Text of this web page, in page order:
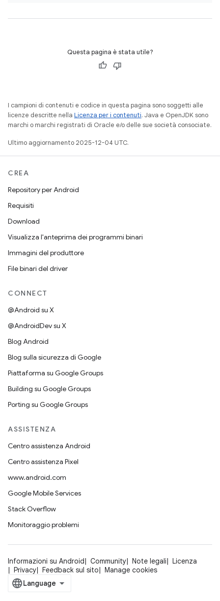
Questa pagina è stata utile?
I campioni di contenuti e codice in questa pagina sono soggetti alle
licenze descritte nella Licenza per i contenuti. Java e OpenJDK sono
marchi o marchi registrati di Oracle e/o delle sue società consociate.
Ultimo aggiornamento 2025-12-04 UTC.
CREA
Repository per Android
Requisiti
Download
Visualizza l'anteprima dei programmi binari
Immagini del produttore
File binari del driver
CONNECT
@Android su X
@AndroidDev su X
Blog Android
Blog sulla sicurezza di Google
Piattaforma su Google Groups
Building su Google Groups
Porting su Google Groups
ASSISTENZA
Centro assistenza Android
Centro assistenza Pixel
www.android.com
Google Mobile Services
Stack Overflow
Monitoraggio problemi
Informazioni su Android Community Note legali
Licenza
Privacy
Feedback sul sito Manage cookies